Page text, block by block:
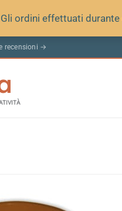
Gli ordini effettuati
recensioni →